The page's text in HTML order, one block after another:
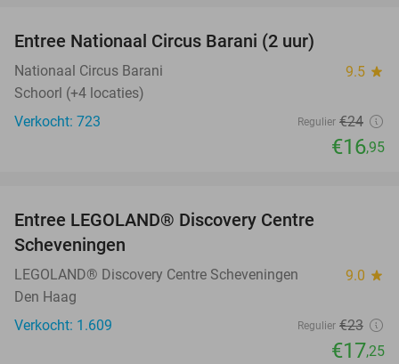
Entree Nationaal Circus Barani (2 uur)
Nationaal Circus Barani 9.5 star
Schoorl (+4 locaties)
Verkocht: 723
Regulier €24
€16,95
Entree LEGOLAND® Discovery Centre
Scheveningen
LEGOLAND® Discovery Centre Scheveningen 9.0 star
Den Haag
Verkocht: 1.609
Regulier €23
€17,25